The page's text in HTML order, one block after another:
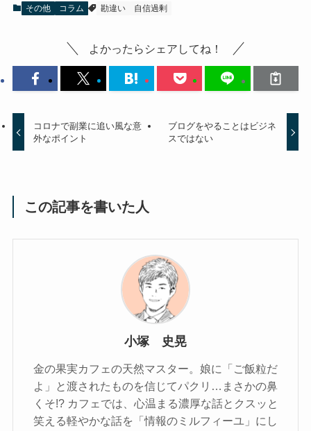
その他 コラム 勘違い 自信過剰
よかったらシェアしてね！
コロナで副業に追い風な意
外なポイント
ブログをやることはビジネ
スではない
この記事を書いた人
小塚 史晃
金の果実カフェの天然マスター。娘に「ご飯粒だ
よ」と渡されたものを信じてパクリ…まさかの鼻
くそ!? カフェでは、心温まる濃厚な話とクスッと
笑える軽やかな話を「情報のミルフィーユ」にし